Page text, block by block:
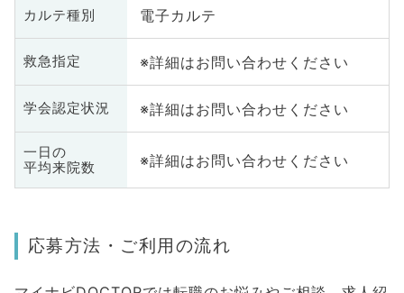
カルテ種別 電子カルテ
救急指定 ※詳細はお問い合わせください
学会認定状況 ※詳細はお問い合わせください
一日の
平均来院数
※詳細はお問い合わせください
応募方法・ご利用の流れ